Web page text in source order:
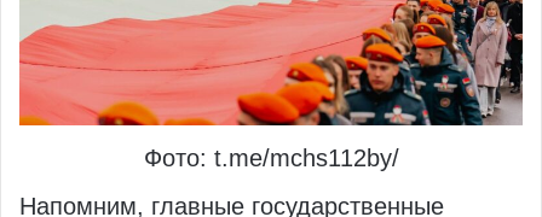
Фото: t.me/mchs112by/
Напомним, главные государственные